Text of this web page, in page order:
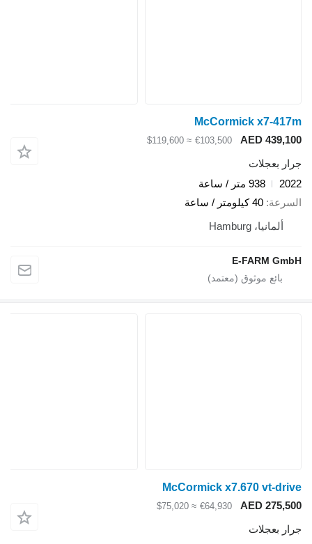
McCormick x7-417m
AED 439,100
€103,500
≈ $119,600
جرار بعجلات
2022
938 متر / ساعة
السرعة 40 كيلومتر / ساعة
ألمانيا، Hamburg
E-FARM GmbH
McCormick x7.670 vt-drive
AED 275,500
€64,930
≈ $75,020
جرار بعجلات